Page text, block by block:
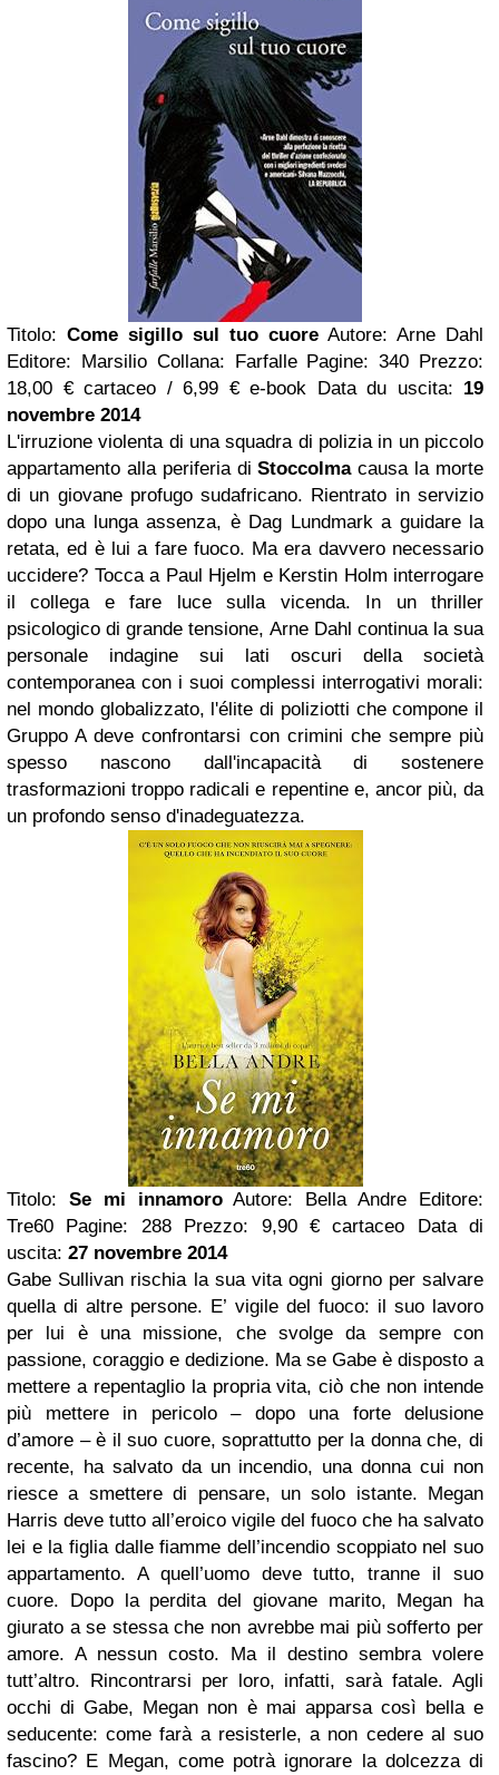
Titolo: Come sigillo sul tuo cuore Autore: Arne Dahl
Editore: Marsilio Collana: Farfalle Pagine: 340 Prezzo:
18,00 € cartaceo / 6,99 € e-book Data du uscita: 19
novembre 2014
L'irruzione violenta di una squadra di polizia in un piccolo
appartamento alla periferia diStoccolmacausa la morte
di un giovane profugo sudafricano. Rientrato in servizio
dopo una lunga assenza, è Dag Lundmark a guidare la
retata, ed è lui a fare fuoco. Ma era davvero necessario
uccidere? Tocca a Paul Hjelm e Kerstin Holm interrogare
il collega e fare luce sulla vicenda. In un thriller
psicologico di grande tensione, Arne Dahl continua la sua
personale indagine sui lati oscuri della società
contemporanea con i suoi complessi interrogativi morali:
nel mondo globalizzato, l'élite di poliziotti che compone il
Gruppo A deve confrontarsi con crimini che sempre più
spesso nascono dall'incapacità di sostenere
trasformazioni troppo radicali e repentine e, ancor più, da
un profondo senso d'inadeguatezza.
Titolo: Se mi innamoroAutore: Bella Andre Editore:
Tre60 Pagine: 288 Prezzo: 9,90 € cartaceo Data di
uscita: 27 novembre 2014
Gabe Sullivan rischia la sua vita ogni giorno per salvare
quella di altre persone. E’ vigile del fuoco: il suo lavoro
per lui è una missione, che svolge da sempre con
passione, coraggio e dedizione. Ma se Gabe è disposto a
mettere a repentaglio la propria vita, ciò che non intende
più mettere in pericolo – dopo una forte delusione
d’amore – è il suo cuore, soprattutto per la donna che, di
recente, ha salvato da un incendio, una donna cui non
riesce a smettere di pensare, un solo istante. Megan
Harris deve tutto all’eroico vigile del fuoco che ha salvato
lei e la figlia dalle fiamme dell’incendio scoppiato nel suo
appartamento. A quell’uomo deve tutto, tranne il suo
cuore. Dopo la perdita del giovane marito, Megan ha
giurato a se stessa che non avrebbe mai più sofferto per
amore. A nessun costo. Ma il destino sembra volere
tutt’altro. Rincontrarsi per loro, infatti, sarà fatale. Agli
occhi di Gabe, Megan non è mai apparsa così bella e
seducente: come farà a resisterle, a non cedere al suo
fascino? E Megan, come potrà ignorare la dolcezza di